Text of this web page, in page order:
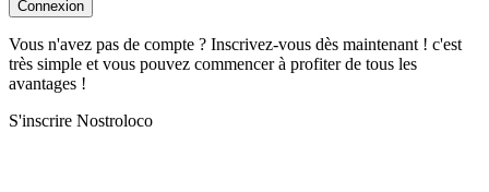
Connexion
Vous n'avez pas de compte ? Inscrivez-vous dès maintenant ! c'est
très simple et vous pouvez commencer à profiter de tous les
avantages !
S'inscrire Nostroloco